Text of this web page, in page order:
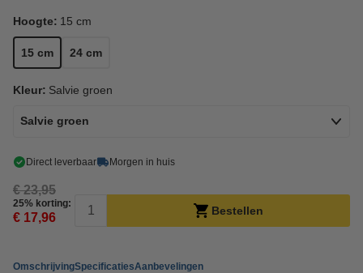
Hoogte: 15 cm
15 cm 24 cm
Kleur: Salvie groen
Salvie groen
Direct leverbaar Morgen in huis
€ 23,95
25% korting:
€ 17,96 Bestellen
OmschrijvingSpecificatiesAanbevelingen